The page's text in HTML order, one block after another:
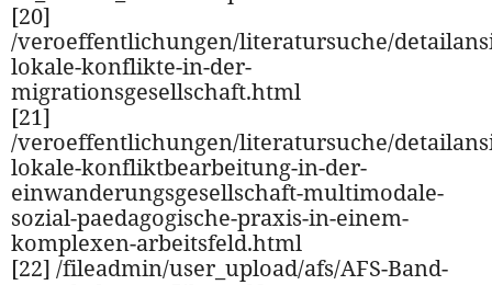
[20]
/veroeffentlichungen/literatursuche/
lokale-konflikte-in-der-
migrationsgesellschaft.html
[21]
/veroeffentlichungen/literatursuche/
lokale-konfliktbearbeitung-in-der-
einwanderungsgesellschaft-multimodale-
sozial-paedagogische-praxis-in-einem-
komplexen-arbeitsfeld.html
[22] /fileadmin/user_upload/afs/AFS-Band-